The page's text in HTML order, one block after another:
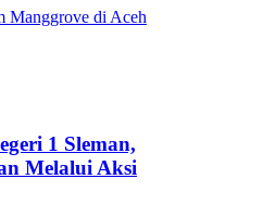
Manggrove di Aceh
1 Sleman,
Melalui Aksi